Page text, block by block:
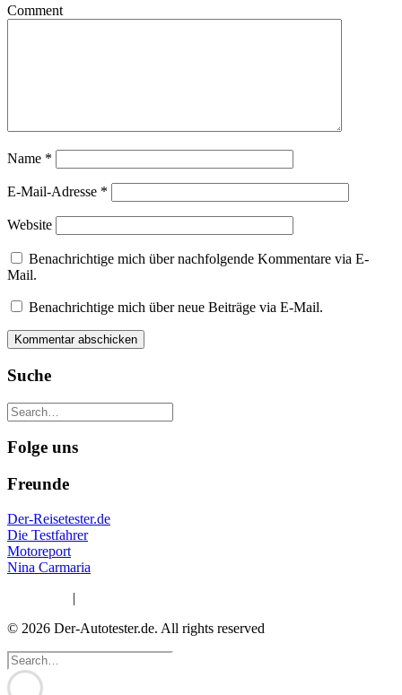
Comment
Name *
E-Mail-Adresse *
Website
Benachrichtige mich über nachfolgende Kommentare via E-
Mail.
Benachrichtige mich über neue Beiträge via E-Mail.
Suche
Folge uns
Freunde
Der-Reisetester.de
Die Testfahrer
Motoreport
Nina Carmaria
|
© 2026 Der-Autotester.de. All rights reserved